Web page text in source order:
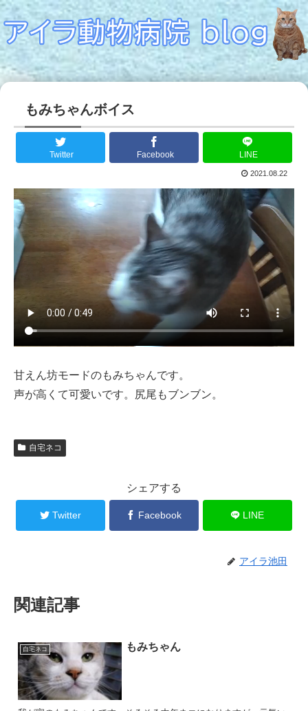
もみちゃんボイス
Twitter Facebook LINE
2021.08.22
甘えん坊モードのもみちゃんです。
声が高くて可愛いです。尻尾もブンブン。
自宅ネコ
シェアする
Twitter Facebook LINE
アイラ池田
関連記事
自宅ネコ もみちゃん